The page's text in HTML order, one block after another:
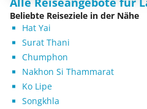
Beliebte Reiseziele in der Nähe
Hat Yai
Surat Thani
Chumphon
Nakhon Si Thammarat
Ko Lipe
Songkhla